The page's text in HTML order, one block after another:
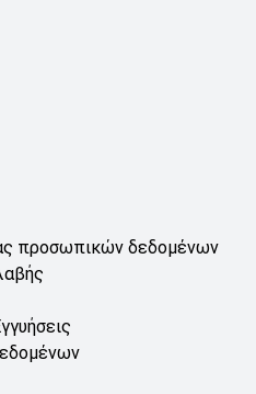
προσωπικών δεδομένων